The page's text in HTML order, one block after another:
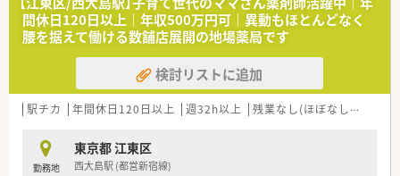
間休日120日以上｜年収500万円可｜異動もほとんどなく
腰を据えて働ける数舗店展開の地場薬局です
検討リストに追加
駅チカ 年間休日120日以上 週32h以上 残業なし(ほぼなし含む)
勤務地
東京都 江東区
西大島駅 (都営新宿線)